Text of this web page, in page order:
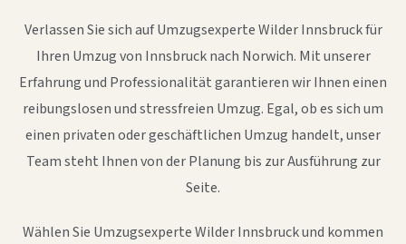
Verlassen Sie sich auf Umzugsexperte Wilder Innsbruck für
Ihren Umzug von Innsbruck nach Norwich. Mit unserer
Erfahrung und Professionalität garantieren wir Ihnen einen
reibungslosen und stressfreien Umzug. Egal, ob es sich um
einen privaten oder geschäftlichen Umzug handelt, unser
Team steht Ihnen von der Planung bis zur Ausführung zur
Seite.
Wählen Sie Umzugsexperte Wilder Innsbruck und kommen